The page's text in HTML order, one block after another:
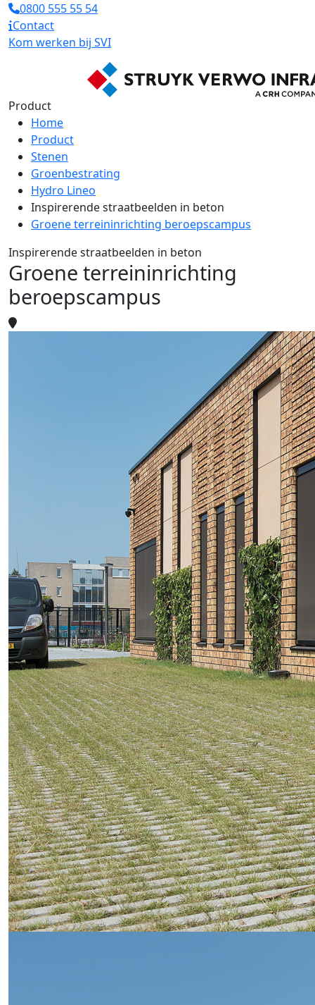
0800 555 55 54
Contact
Kom werken bij SVI
Product
Home
Product
Stenen
Groenbestrating
Hydro Lineo
Inspirerende straatbeelden in beton
Groene terreininrichting beroepscampus
Inspirerende straatbeelden in beton
Groene terreininrichting
beroepscampus